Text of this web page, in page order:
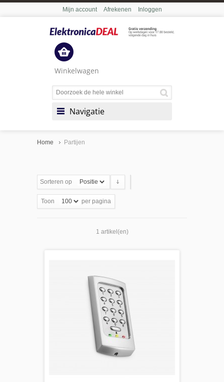
Mijn account Afrekenen Inloggen
Winkelwagen
Navigatie
Home Partijen
Sorteren op
Toon per pagina
1 artikel(en)